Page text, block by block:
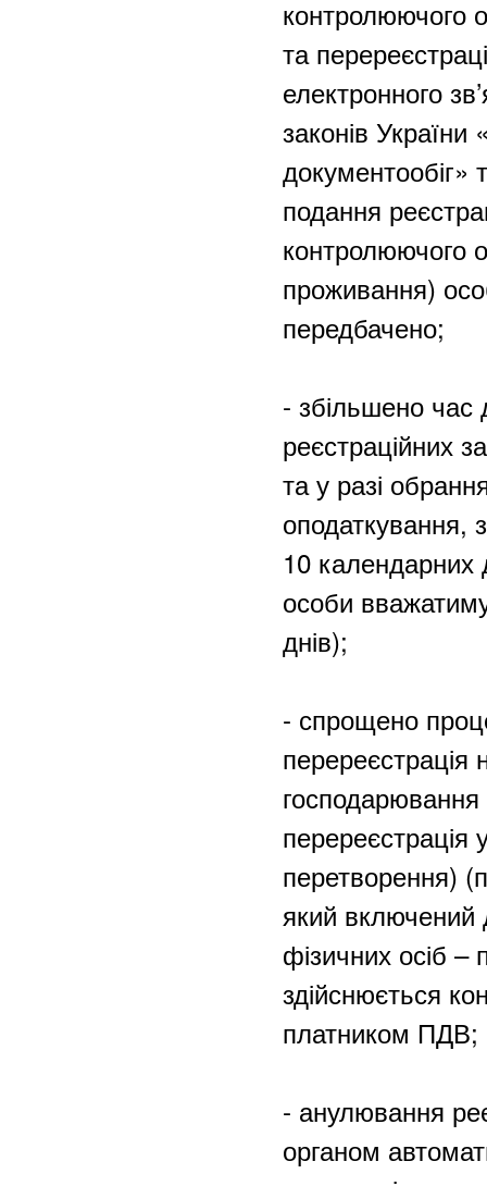
контролюючого
та
електронного
законів
документообіг»
подання
контролюючого
проживання)
передбачено;
- збільшено час
реєстраційних
та у разі
оподаткування,
10 календарних
особи
днів);
- спрощено
перереєстрація
перереєстрація
перетворення)
який включений
фізичних осіб
здійснюється
платником ПДВ;
- анулювання
органом